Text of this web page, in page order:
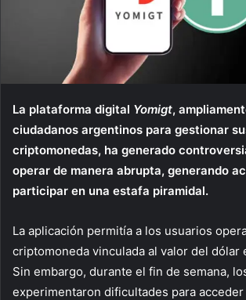
La plataforma digital Yomigt,
ciudadanos argentinos para gestionar
criptomonedas, ha generado
operar de manera abrupta, generando
participar en una estafa piramidal.
La aplicación permitía a los usuarios
criptomoneda vinculada al valor del dólar
Sin embargo, durante el fin de semana,
experimentaron dificultades para